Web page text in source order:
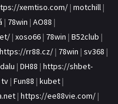
xemtiso.com/ | motchill |
| 78win | AO88 |
| xoso66 | 78win | B52club |
https://rr88.cz/ | 78win | sv368 |
| DH88 | https://shbet-
tv | Fun88 | kubet |
| https://ee88vie.com/ |